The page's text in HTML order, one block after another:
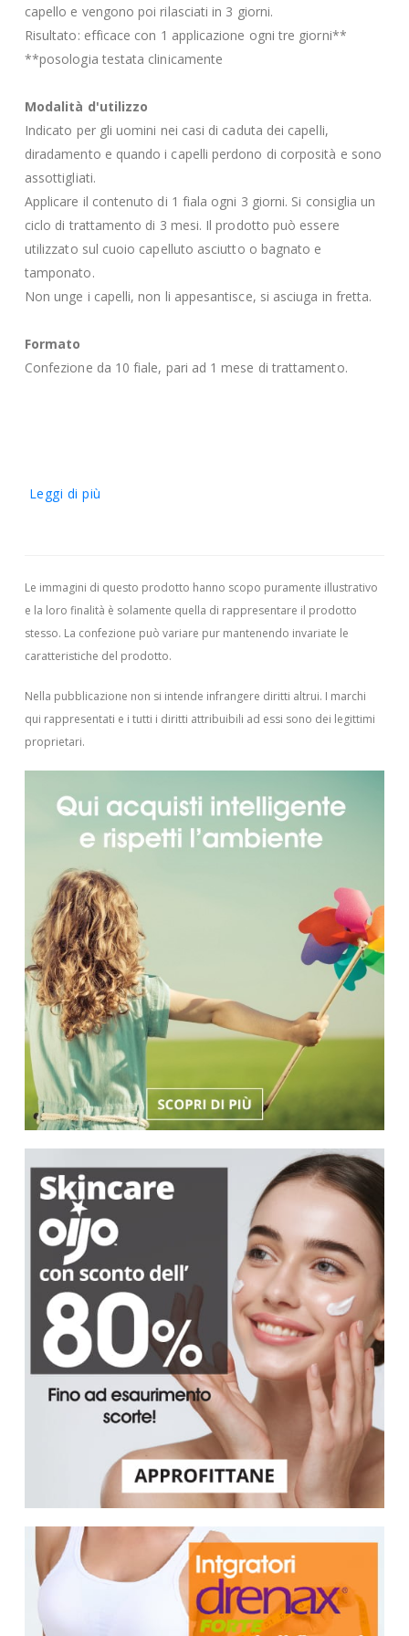
capello e vengono poi rilasciati in 3 giorni.
Risultato: efficace con 1 applicazione ogni tre giorni**
**posologia testata clinicamente
Modalità d'utilizzo
Indicato per gli uomini nei casi di caduta dei capelli,
diradamento e quando i capelli perdono di corposità e sono
assottigliati.
Applicare il contenuto di 1 fiala ogni 3 giorni. Si consiglia un
ciclo di trattamento di 3 mesi. Il prodotto può essere
utilizzato sul cuoio capelluto asciutto o bagnato e
tamponato.
Non unge i capelli, non li appesantisce, si asciuga in fretta.
Formato
Confezione da 10 fiale, pari ad 1 mese di trattamento.
Leggi di più
Le immagini di questo prodotto hanno scopo puramente illustrativo
e la loro finalità è solamente quella di rappresentare il prodotto
stesso. La confezione può variare pur mantenendo invariate le
caratteristiche del prodotto.
Nella pubblicazione non si intende infrangere diritti altrui. I marchi
qui rappresentati e i tutti i diritti attribuibili ad essi sono dei legittimi
proprietari.